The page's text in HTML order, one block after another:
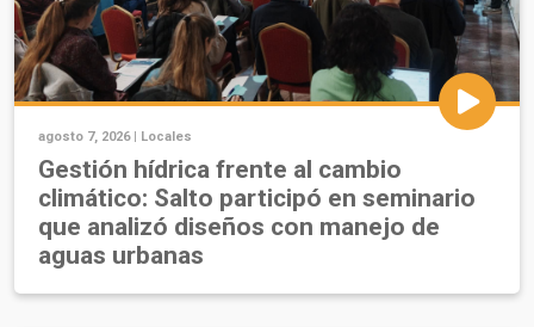
agosto 7, 2026 | Locales
Gestión hídrica frente al cambio
climático: Salto participó en seminario
que analizó diseños con manejo de
aguas urbanas